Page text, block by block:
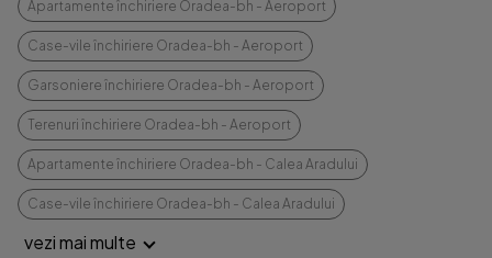
Apartamente închiriere Oradea-bh - Aeroport
Case-vile închiriere Oradea-bh - Aeroport
Garsoniere închiriere Oradea-bh - Aeroport
Terenuri închiriere Oradea-bh - Aeroport
Apartamente închiriere Oradea-bh - Calea Aradului
Case-vile închiriere Oradea-bh - Calea Aradului
vezi mai multe